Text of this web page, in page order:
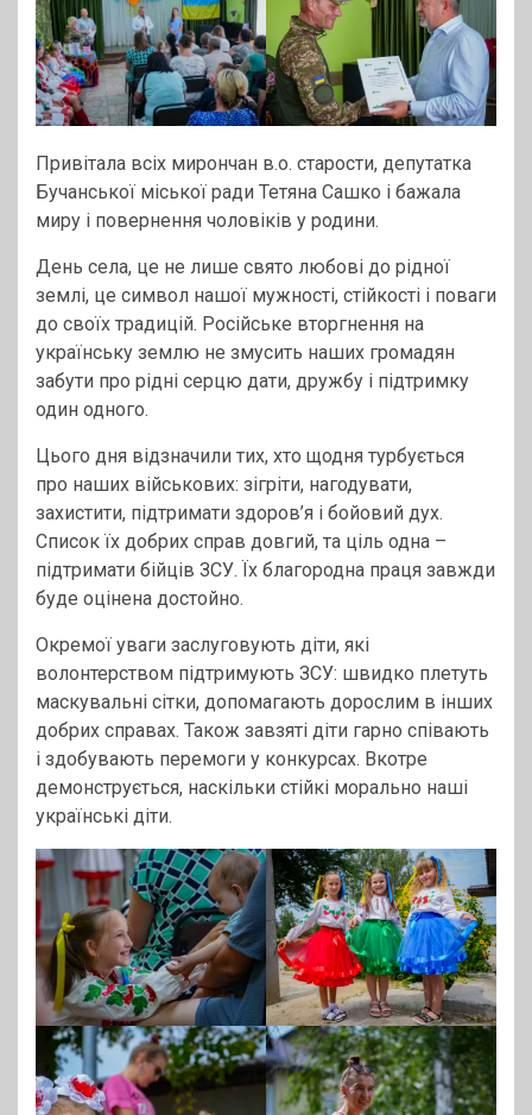
Привітала всіх мирончан в.о. старости, депутатка
Бучанської міської ради Тетяна Сашко і бажала
миру і повернення чоловіків у родини.
День села, це не лише свято любові до рідної
землі, це символ нашої мужності, стійкості і поваги
до своїх традицій. Російське вторгнення на
українську землю не змусить наших громадян
забути про рідні серцю дати, дружбу і підтримку
один одного.
Цього дня відзначили тих, хто щодня турбується
про наших військових: зігріти, нагодувати,
захистити, підтримати здоров’я і бойовий дух.
Список їх добрих справ довгий, та ціль одна –
підтримати бійців ЗСУ. Їх благородна праця завжди
буде оцінена достойно.
Окремої уваги заслуговують діти, які
волонтерством підтримують ЗСУ: швидко плетуть
маскувальні сітки, допомагають дорослим в інших
добрих справах. Також завзяті діти гарно співають
і здобувають перемоги у конкурсах. Вкотре
демонструється, наскільки стійкі морально наші
українські діти.